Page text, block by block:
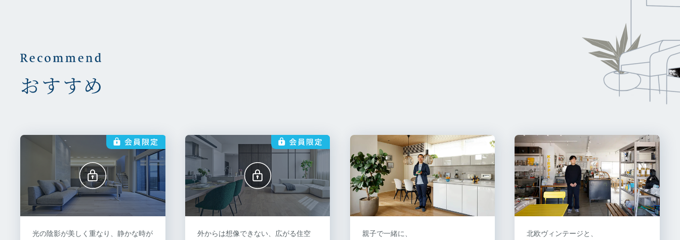
おすすめ
光の陰影が美しく重なり、静かな時が
外からは想像できない、広がる住空
親子で一緒に、
北欧ヴィンテージと、